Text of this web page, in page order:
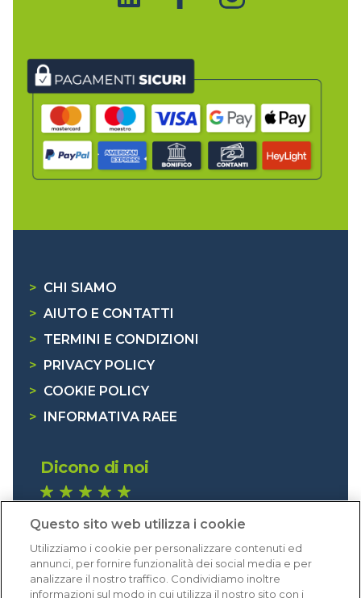
> CHI SIAMO
> AIUTO E CONTATTI
> TERMINI E CONDIZIONI
>
PRIVACY POLICY
> COOKIE POLICY
>
INFORMATIVA RAEE
Dicono di noi
Eccellente (4,8)
Acquisti verificati
Questo sito web utilizza i cookie
Utilizziamo i cookie per personalizzare contenuti ed
annunci, per fornire funzionalità dei social media e per
analizzare il nostro traffico. Condividiamo inoltre
informazioni sul modo in cui utilizza il nostro sito con i